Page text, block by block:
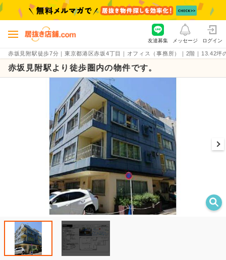
赤坂見附駅徒歩7分｜東京都港区赤坂4丁目｜オフィス（事務所）｜2階｜13.42
友達募集 メッセージ ログイン
赤坂見附駅より徒歩圏内の物件です。